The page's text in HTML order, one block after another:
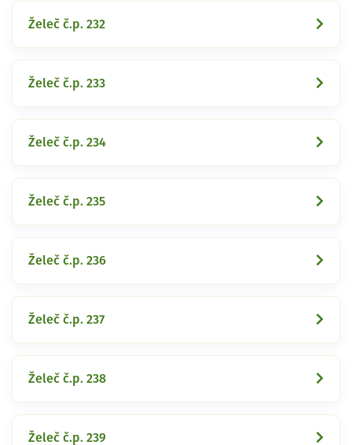
Želeč č.p. 232
Želeč č.p. 233
Želeč č.p. 234
Želeč č.p. 235
Želeč č.p. 236
Želeč č.p. 237
Želeč č.p. 238
Želeč č.p. 239